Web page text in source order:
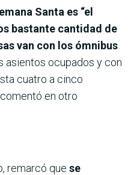
Santa es “el
bastante cantidad de
van con los ómnibus
asientos ocupados y con
cuatro a cinco
en otro
remarcó que se